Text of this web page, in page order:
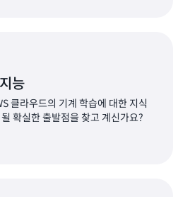
능
클라우드의 기계 학습에 대한 지식
확실한 출발점을 찾고 계신가요?